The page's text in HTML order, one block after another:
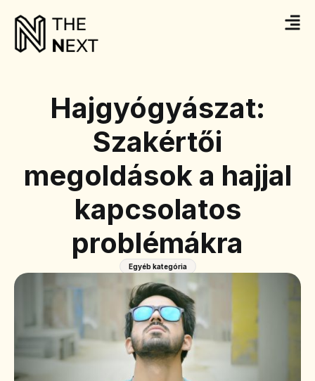
Hajgyógyászat:
Szakértői
megoldások a hajjal
kapcsolatos
problémákra
Egyéb kategória